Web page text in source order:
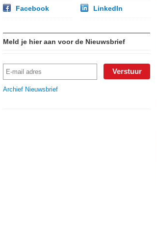
Facebook LinkedIn
Meld je hier aan voor de Nieuwsbrief
Archief Nieuwsbrief